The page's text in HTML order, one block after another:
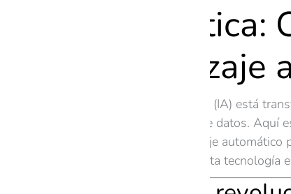
IA
La inteligencia artificial (IA) está
en el procesamiento de datos. Aquí
cuánticos, el aprendizaje
exploraremos cómo esta